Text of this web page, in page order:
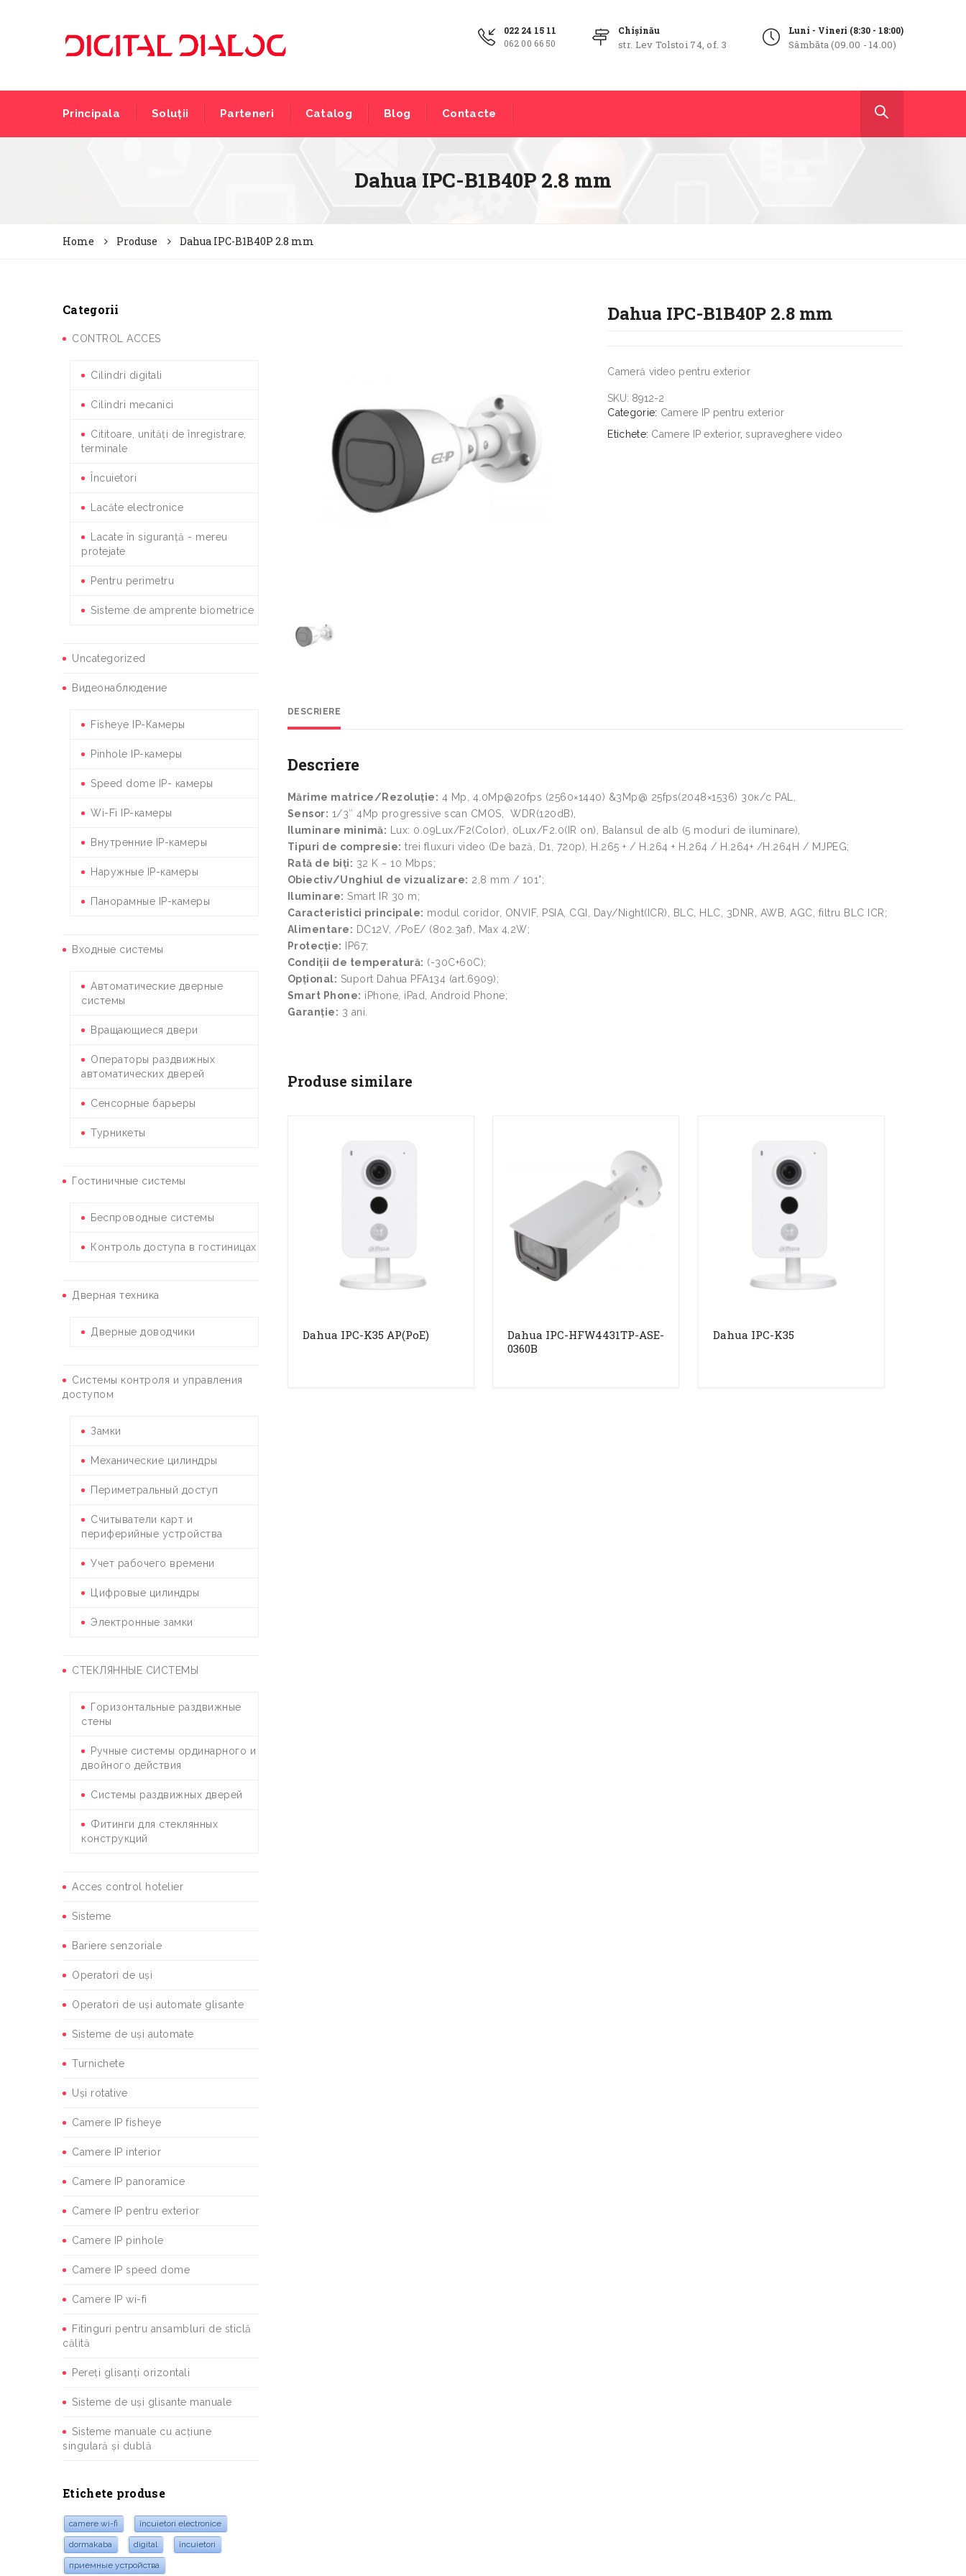
022 24 15 11
062 00 66 50
Chișinău
str. Lev Tolstoi 74, of. 3
Luni - Vineri (8:30 - 18:00)
Sâmbăta (09.00 - 14.00)
Principala Soluții Parteneri Catalog Blog Contacte
Dahua IPC-B1B40P 2.8 mm
Home Produse Dahua IPC-B1B40P 2.8 mm
Categorii
CONTROL ACCES
Cilindri digitali
Cilindri mecanici
Cititoare, unități de înregistrare,
terminale
Încuietori
Lacăte electronice
Lacate în siguranță - mereu
protejate
Pentru perimetru
Sisteme de amprente biometrice
Uncategorized
Видеонаблюдение
Fisheye IP-Камеры
Pinhole IP-камеры
Speed dome IP- камеры
Wi-Fi IP-камеры
Внутренние IP-камеры
Наружные IP-камеры
Панорамные IP-камеры
Входные системы
Автоматические дверные
системы
Вращающиеся двери
Операторы раздвижных
автоматических дверей
Сенсорные барьеры
Турникеты
Гостиничные системы
Беспроводные системы
Контроль доступа в гостиницах
Дверная техника
Дверные доводчики
Системы контроля и управления
доступом
Замки
Механические цилиндры
Периметральный доступ
Считыватели карт и
периферийные устройства
Учет рабочего времени
Цифровые цилиндры
Электронные замки
СТЕКЛЯННЫЕ СИСТЕМЫ
Горизонтальные раздвижные
стены
Ручные системы ординарного и
двойного действия
Системы раздвижных дверей
Фитинги для стеклянных
конструкций
Acces control hotelier
Sisteme
Bariere senzoriale
Operatori de uși
Operatori de uși automate glisante
Sisteme de uși automate
Turnichete
Uși rotative
Camere IP fisheye
Camere IP interior
Camere IP panoramice
Camere IP pentru exterior
Camere IP pinhole
Camere IP speed dome
Camere IP wi-fi
Fitinguri pentru ansambluri de sticlă
călită
Pereți glisanți orizontali
Sisteme de uși glisante manuale
Sisteme manuale cu acțiune
singulară și dublă
Etichete produse
camere wi-fi încuietori electronice
dormakaba digital încuietori
приемные устройства
Dahua IPC-B1B40P 2.8 mm
Cameră video pentru exterior
SKU: 8912-2
Categorie: Camere IP pentru exterior
Etichete: Camere IP exterior,supraveghere video
DESCRIERE
Descriere
Mărime matrice/Rezoluție: 4 Mp, 4.0Mp@20fps (2560×1440) &3Mp@ 25fps(2048×1536) 30к/с PAL,
Sensor: 1/3″ 4Mp progressive scan CMOS, WDR(120dB),
Iluminare minimă: Lux: 0.09Lux/F2(Color), 0Lux/F2.0(IR on), Balansul de alb (5 moduri de iluminare),
Tipuri de compresie: trei fluxuri video (De bază, D1, 720p), H.265 + / H.264 + H.264 / H.264+ /H.264H / MJPEG;
Rată de biți: 32 K ~ 10 Mbps;
Obiectiv/Unghiul de vizualizare: 2,8 mm / 101°;
Iluminare: Smart IR 30 m;
Caracteristici principale: modul coridor, ONVIF, PSIA, CGI, Day/Night(ICR), BLC, HLC, 3DNR, AWB, AGC, filtru BLC ICR;
Alimentare: DC12V, /PoE/ (802.3af), Max 4,2W;
Protecție: IP67;
Condiții de temperatură: (-30C+60C);
Opțional: Suport Dahua PFA134 (art.6909);
Smart Phone: iPhone, iPad, Android Phone;
Garanție: 3 ani.
Produse similare
Dahua IPC-K35 AP(PoE)
Dahua IPC-HFW4431TP-ASE-
0360B
Dahua IPC-K35